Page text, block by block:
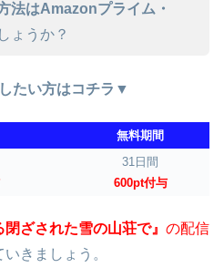
法はAmazonプライム・
ょうか？
たい方はコチラ▼
無料期間
31日間
600pt付与
ざされた雪の山荘で』 の配信
きましょう。